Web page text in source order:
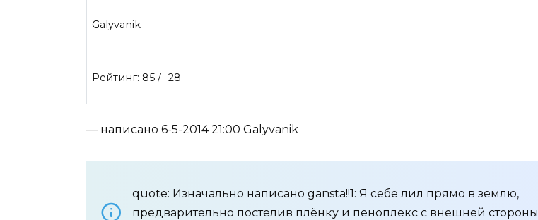
Galyvanik
Рейтинг: 85 / -28
— написано 6-5-2014 21:00 Galyvanik
quote: Изначально написано gansta!!1: Я себе лил прямо в землю,
предварительно постелив плёнку и пеноплекс с внешней стороны